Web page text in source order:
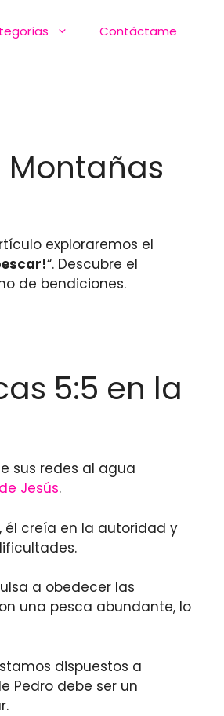
Contáctame
Montañas
exploraremos el
“. Descubre el
de bendiciones.
5:5 en la
sus redes al agua
Jesús.
él creía en la autoridad y
a obedecer las
una pesca abundante, lo
dispuestos a
Pedro debe ser un